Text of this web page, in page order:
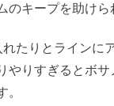
のキープを助けら
たりとラインに
やりすぎるとボ
。